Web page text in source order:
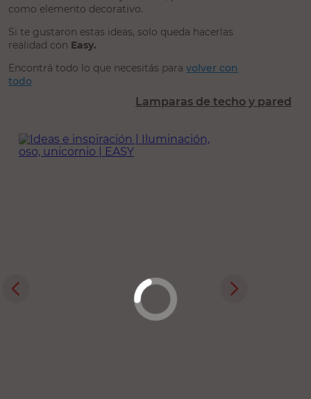
como elemento decorativo.
Si te gustaron estas ideas, solo queda hacerlas
realidad con Easy.
Encontrá todo lo que necesitás para volver con
todo
Lamparas de techo y pared